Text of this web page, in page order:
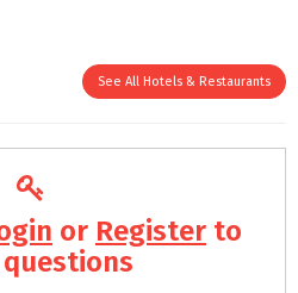
See All Hotels & Restaurants
or Register to
questions